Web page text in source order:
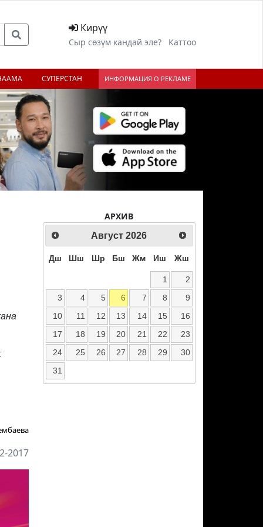
Кирүү
Сыр сөзүм кандай эле? Каттоо
СУПЕРСТАН ИНФОРМАЦИЯ О РЕКЛАМЕ
2017
АРХИВ
Август 2026
Дш Шш Шр Бш Жм Иш Жш
1
2
3
4 5 6 7 8
9
10
11 12 13 14 15
16
17
18 19 20 21 22
23
24
25 26 27 28 29
30
31